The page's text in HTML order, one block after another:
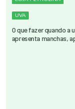
UVA
O que fazer quando a
apresenta manchas,